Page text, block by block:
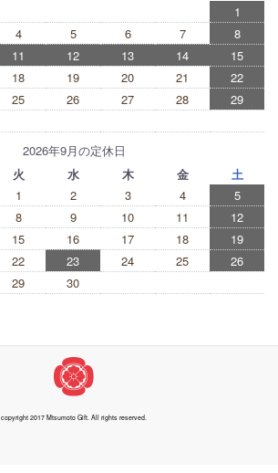
1
4 5 6 7
8
11 12 13 14
15
18 19 20 21
22
25 26 27 28
29
2026年9月の定休日
火 水 木 金
土
1
2 3 4
5
8 9 10 11
12
15 16 17 18
19
22 23 24 25
26
29 30
copyright 2017 Mtsumoto Gift. All rights reserved.